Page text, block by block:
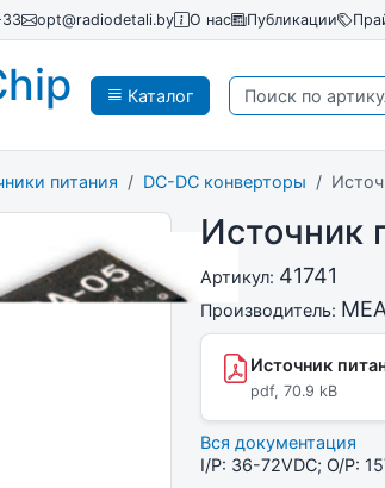
opt@radiodetali.by О нас Публикации
Каталог
питания DC-DC конверторы
Источник
Артикул: 41741
Производитель:
Источник
pdf, 70.9 kB
Вся документация
I/P: 36-72VDC; O/P: